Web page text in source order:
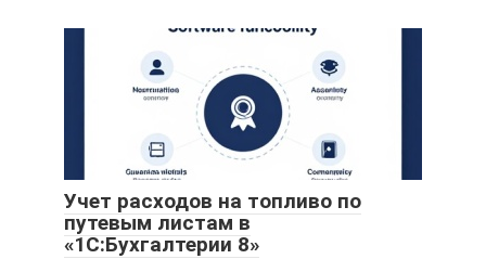
Учет расходов на топливо по
путевым листам в
«1С:Бухгалтерии 8»